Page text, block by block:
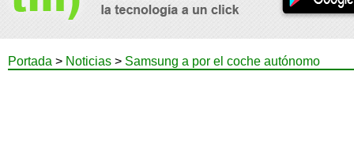
Portada > Noticias > Samsung a por el coche autónomo